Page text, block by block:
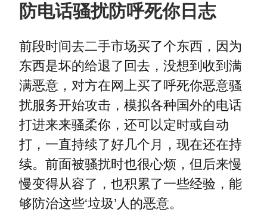
防电话骚扰防呼死你日志
前段时间去二手市场买了个东西，因为
东西是坏的给退了回去，没想到收到满
满恶意，对方在网上买了呼死你恶意骚
扰服务开始攻击，模拟各种国外的电话
打进来来骚柔你，还可以定时或自动
打，一直持续了好几个月，现在还在持
续。前面被骚扰时也很心烦，但后来慢
慢变得从容了，也积累了一些经验，能
够防治这些‘垃圾’人的恶意。